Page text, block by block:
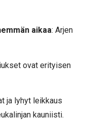
aikaa: Arjen
ovat erityisen
ja lyhyt leikkaus
kauniisti.